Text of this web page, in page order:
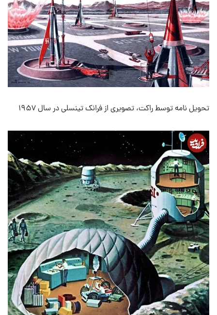
تحویل نامه توسط راکت، تصویری از فرانک تینسلی در سال ۱۹۵۷